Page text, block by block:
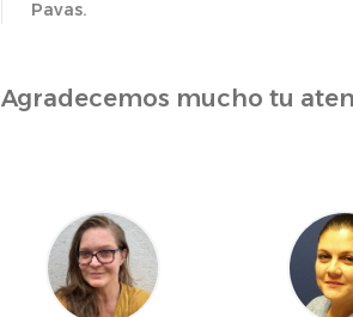
Pavas.
Agradecemos mucho tu